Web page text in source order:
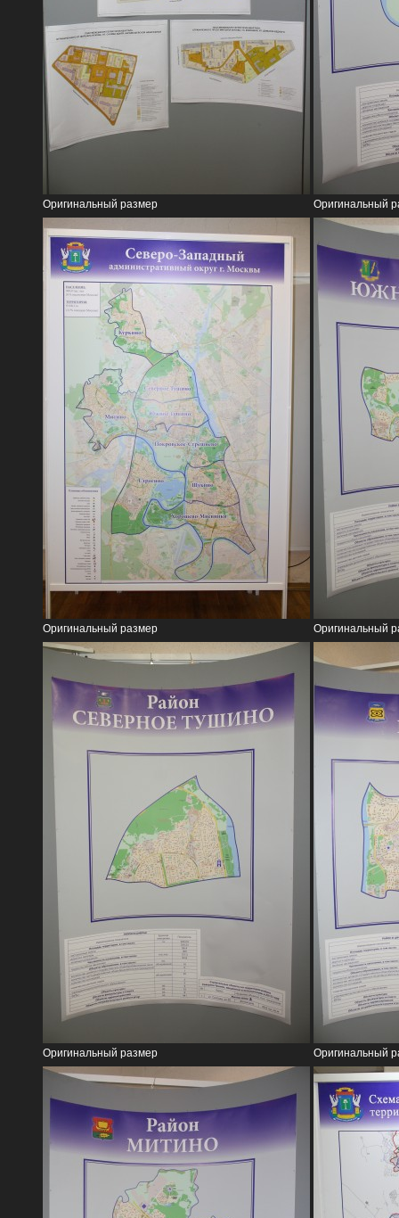
Оригинальный размер Оригинальный
Оригинальный размер Оригинальный
Оригинальный размер Оригинальный